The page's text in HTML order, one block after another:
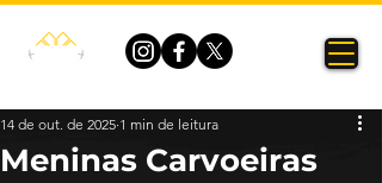
Meninas Carvoeiras
14 de out. de 2025 1 min de leitura